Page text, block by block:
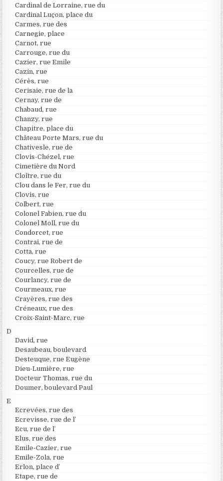
Cardinal de Lorraine, rue du
Cardinal Luçon, place du
Carmes, rue des
Carnegie, place
Carnot, rue
Carrouge, rue du
Cazier, rue Emile
Cazin, rue
Cérès, rue
Cerisaie, rue de la
Cernay, rue de
Chabaud, rue
Chanzy, rue
Chapitre, place du
Château Porte Mars, rue du
Chativesle, rue de
Clovis-Chézel, rue
Cimetière du Nord
Cloître, rue du
Clou dans le Fer, rue du
Clovis, rue
Colbert, rue
Colonel Fabien, rue du
Colonel Moll, rue du
Condorcet, rue
Contrai, rue de
Cotta, rue
Coucy, rue Robert de
Courcelles, rue de
Courlancy, rue de
Courmeaux, rue
Crayères, rue des
Créneaux, rue des
Croix-Saint-Marc, rue
D
David, rue
Desaubeau, boulevard
Desteuque, rue Eugène
Dieu-Lumière, rue
Docteur Thomas, rue du
Doumer, boulevard Paul
E
Ecrevées, rue des
Ecrevisse, rue de l’
Ecu, rue de l’
Elus, rue des
Emile-Cazier, rue
Emile-Zola, rue
Erlon, place d’
Etape, rue de